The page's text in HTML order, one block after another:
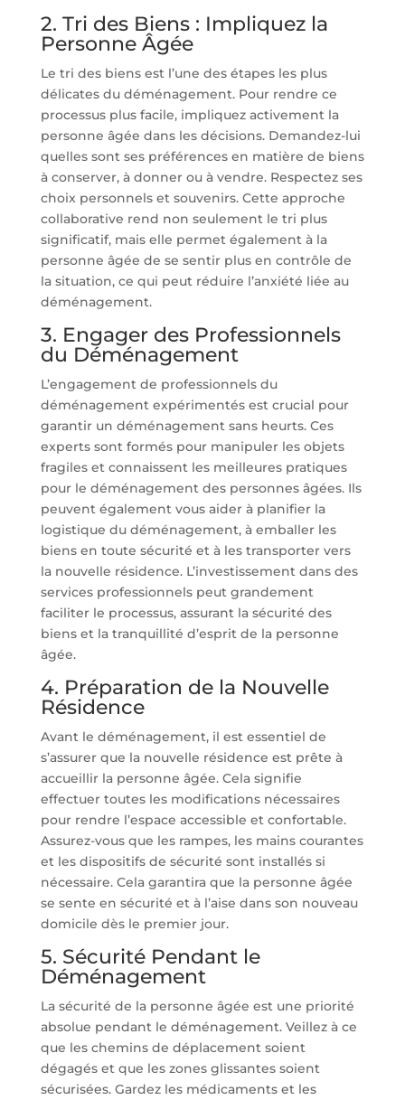
2. Tri des Biens : Impliquez la
Personne Âgée
Le tri des biens est l’une des étapes les plus
délicates du déménagement. Pour rendre ce
processus plus facile, impliquez activement la
personne âgée dans les décisions. Demandez-lui
quelles sont ses préférences en matière de biens
à conserver, à donner ou à vendre. Respectez ses
choix personnels et souvenirs. Cette approche
collaborative rend non seulement le tri plus
significatif, mais elle permet également à la
personne âgée de se sentir plus en contrôle de
la situation, ce qui peut réduire l’anxiété liée au
déménagement.
3. Engager des Professionnels
du Déménagement
L’engagement de professionnels du
déménagement expérimentés est crucial pour
garantir un déménagement sans heurts. Ces
experts sont formés pour manipuler les objets
fragiles et connaissent les meilleures pratiques
pour le déménagement des personnes âgées. Ils
peuvent également vous aider à planifier la
logistique du déménagement, à emballer les
biens en toute sécurité et à les transporter vers
la nouvelle résidence. L’investissement dans des
services professionnels peut grandement
faciliter le processus, assurant la sécurité des
biens et la tranquillité d’esprit de la personne
âgée.
4. Préparation de la Nouvelle
Résidence
Avant le déménagement, il est essentiel de
s’assurer que la nouvelle résidence est prête à
accueillir la personne âgée. Cela signifie
effectuer toutes les modifications nécessaires
pour rendre l’espace accessible et confortable.
Assurez-vous que les rampes, les mains courantes
et les dispositifs de sécurité sont installés si
nécessaire. Cela garantira que la personne âgée
se sente en sécurité et à l’aise dans son nouveau
domicile dès le premier jour.
5. Sécurité Pendant le
Déménagement
La sécurité de la personne âgée est une priorité
absolue pendant le déménagement. Veillez à ce
que les chemins de déplacement soient
dégagés et que les zones glissantes soient
sécurisées. Gardez les médicaments et les